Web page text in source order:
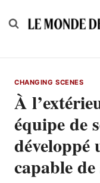
to
CHANGING SCENES
À
équipe de
développé
capable